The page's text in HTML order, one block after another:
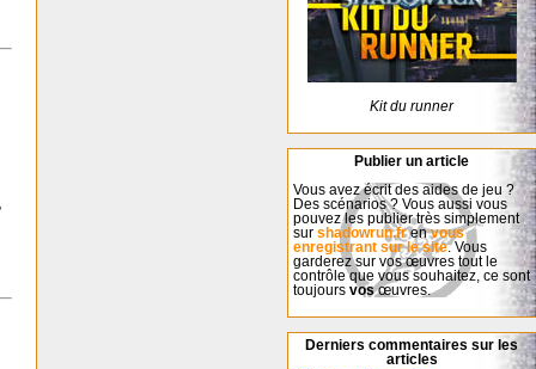
Kit du runner
Publier un article
Vous avez écrit des aides de jeu ?
Des scénarios ? Vous aussi vous
pouvez les publier très simplement
surshadowrun.frenvous
enregistrant sur le site. Vous
garderez sur vos œuvres tout le
contrôle que vous souhaitez, ce sont
toujoursvosœuvres.
Derniers commentaires sur les
articles